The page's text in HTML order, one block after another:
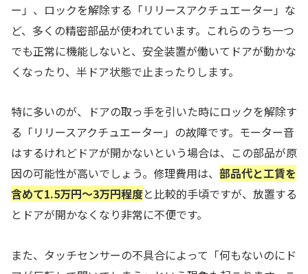
ー」、ロックを解除する「リリースアクチュエーター」な
ど、多くの精密部品が使われています。これらのうち一つ
でも正常に機能しないと、安全装置が働いてドアが動かな
くなったり、半ドア状態で止まったりします。
特に多いのが、ドアの取っ手を引いた時にロックを解除す
る「リリースアクチュエーター」の故障です。モーター音
はするけれどドアが開かないという場合は、この部品が原
因の可能性が高いでしょう。修理費用は、 部品代と工賃を
含めて1.5万円〜3万円程度と比較的手頃ですが、放置する
とドアが開かなくなり非常に不便です。
また、タッチセンサーの不具合によって「何もないのにド